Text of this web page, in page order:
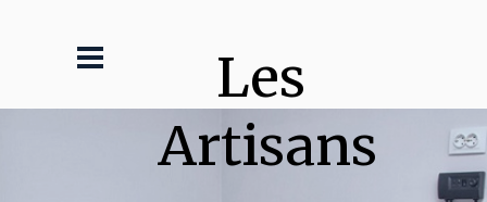
Les
Artisans